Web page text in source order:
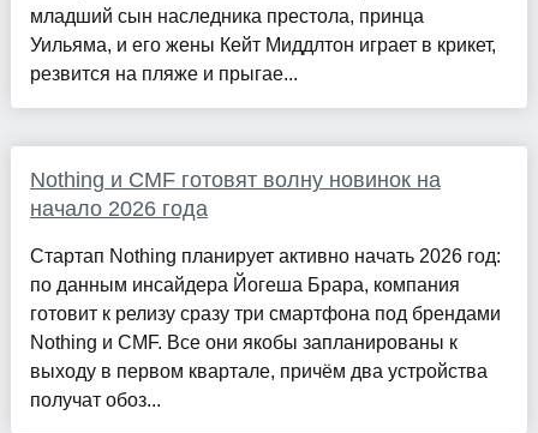
младший сын наследника престола, принца
Уильяма, и его жены Кейт Миддлтон играет в крикет,
резвится на пляже и прыгае...
Nothing и CMF готовят волну новинок на
начало 2026 года
Стартап Nothing планирует активно начать 2026 год:
по данным инсайдера Йогеша Брара, компания
готовит к релизу сразу три смартфона под брендами
Nothing и CMF. Все они якобы запланированы к
выходу в первом квартале, причём два устройства
получат обоз...